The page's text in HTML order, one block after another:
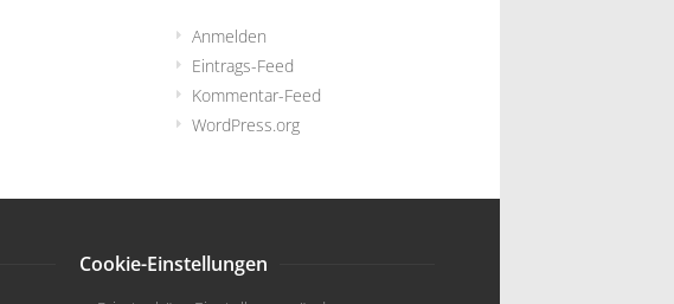
Anmelden
Eintrags-Feed
Kommentar-Feed
WordPress.org
Cookie-Einstellungen